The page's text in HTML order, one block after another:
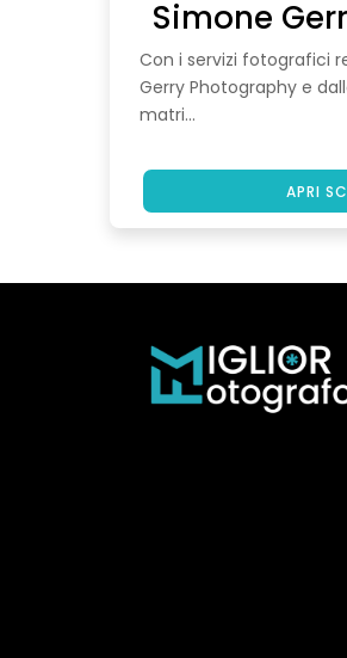
Con i servizi fotografici
Gerry Photography e
matri...
APRI